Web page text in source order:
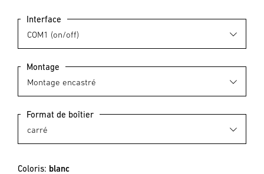
Interface
Montage
Format de boîtier
Coloris: blanc